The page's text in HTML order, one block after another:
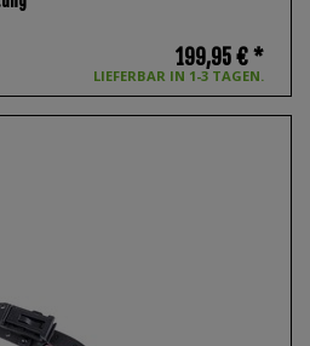
LIEFERBAR IN 1-3 TAGEN.
199,95 € *